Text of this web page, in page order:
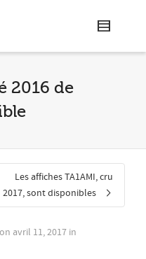
2016 de
Les affiches TA1AMI, cru
2017, sont disponibles
on avril 11, 2017 in